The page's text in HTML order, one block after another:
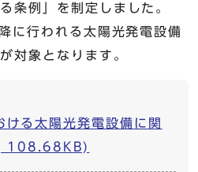
条例」を制定しました。
に行われる太陽光発電設備
対象となります。
ける太陽光発電設備に関
108.68KB)